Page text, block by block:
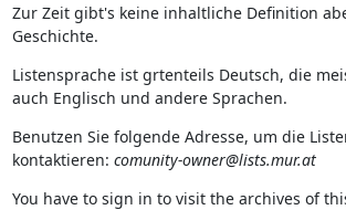
Zur Zeit gibt's keine inhaltliche Definition
Geschichte.
Listensprache ist grtenteils Deutsch, die
auch Englisch und andere Sprachen.
Benutzen Sie folgende Adresse, um die
kontaktieren: comunity-owner@lists.mur.at
You have to sign in to visit the archives of